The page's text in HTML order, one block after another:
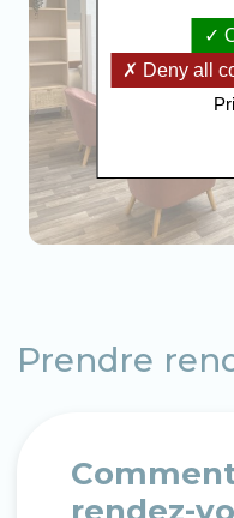
Prendre
Deny all